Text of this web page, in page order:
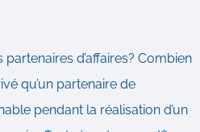
d’affaires? Combien
qu’un partenaire de
pendant la réalisation d’un